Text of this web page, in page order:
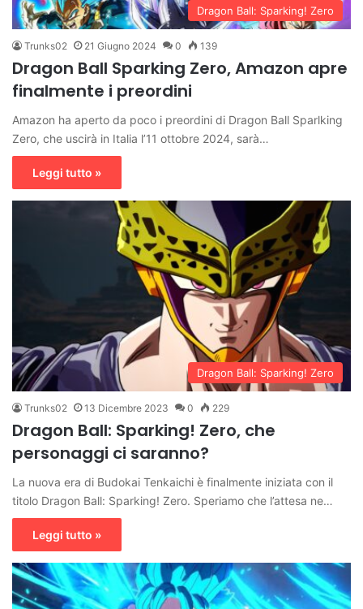
Dragon Ball: Sparking! Zero
Trunks02 21 Giugno 2024 0 139
Dragon Ball Sparking Zero, Amazon apre
finalmente i preordini
Amazon ha aperto da poco i preordini di Dragon Ball Sparlking
Zero, che uscirà in Italia l’11 ottobre 2024, sarà…
Leggi tutto »
Dragon Ball: Sparking! Zero
Trunks02 13 Dicembre 2023 0 229
Dragon Ball: Sparking! Zero, che
personaggi ci saranno?
La nuova era di Budokai Tenkaichi è finalmente iniziata con il
titolo Dragon Ball: Sparking! Zero. Speriamo che l’attesa ne…
Leggi tutto »